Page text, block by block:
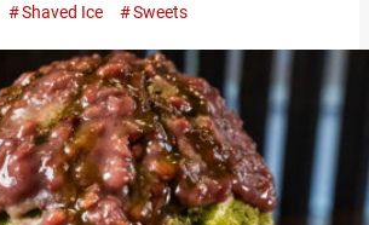
』は、２０２４年１０月に銀座にオープ
Shaved Ice Sweets